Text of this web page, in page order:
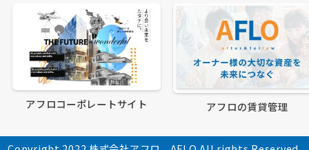
アフロコーポレートサイト アフロの賃貸管理